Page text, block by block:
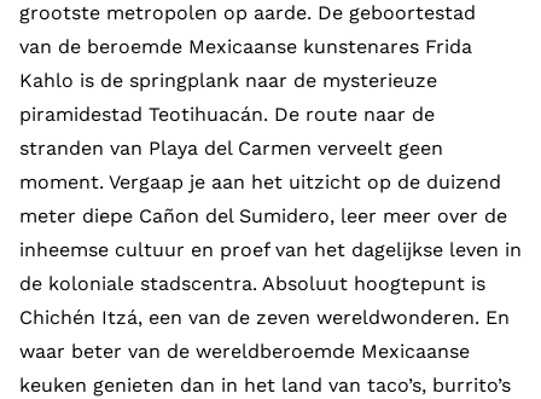
grootste metropolen op aarde. De geboortestad
van de beroemde Mexicaanse kunstenares Frida
Kahlo is de springplank naar de mysterieuze
piramidestad Teotihuacán. De route naar de
stranden van Playa del Carmen verveelt geen
moment. Vergaap je aan het uitzicht op de duizend
meter diepe Cañon del Sumidero, leer meer over de
inheemse cultuur en proef van het dagelijkse leven in
de koloniale stadscentra. Absoluut hoogtepunt is
Chichén Itzá, een van de zeven wereldwonderen. En
waar beter van de wereldberoemde Mexicaanse
keuken genieten dan in het land van taco’s, burrito’s